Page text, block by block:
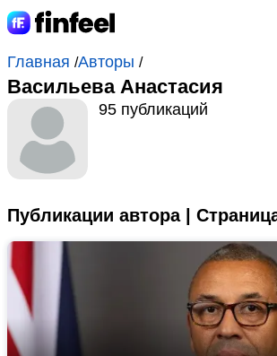
Главная /Авторы /
Васильева Анастасия
95 публикаций
Публикации автора |